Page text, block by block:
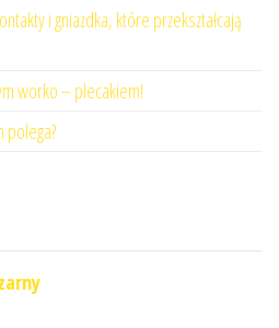
i gniazdka, które przekształcają
worko – plecakiem!